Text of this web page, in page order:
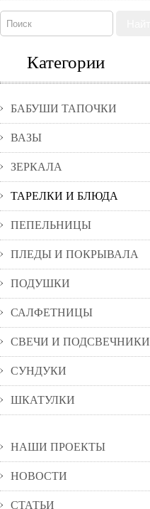
Категории
БАБУШИ ТАПОЧКИ
ВАЗЫ
ЗЕРКАЛА
ТАРЕЛКИ И БЛЮДА
ПЕПЕЛЬНИЦЫ
ПЛЕДЫ И ПОКРЫВАЛА
ПОДУШКИ
САЛФЕТНИЦЫ
СВЕЧИ И ПОДСВЕЧНИКИ
СУНДУКИ
ШКАТУЛКИ
НАШИ ПРОЕКТЫ
НОВОСТИ
СТАТЬИ